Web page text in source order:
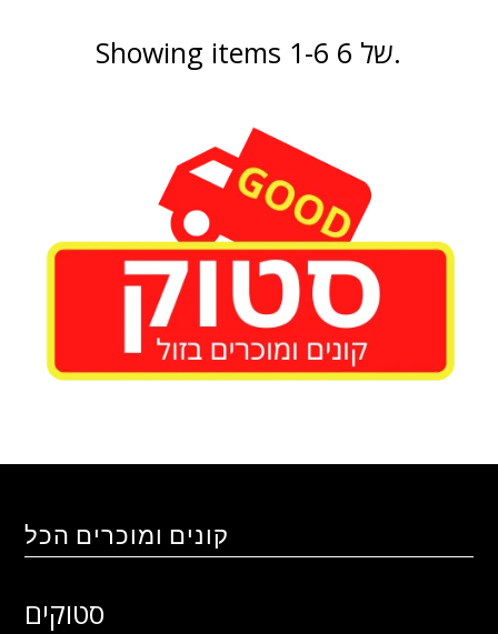
Showing items 1-6 של 6.
קונים ומוכרים הכל
סטוקים